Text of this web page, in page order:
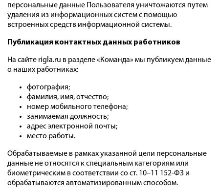
персональные данные Пользователя уничтожаются путем
удаления из информационных систем с помощью
встроенных средств информационной системы.
Публикация контактных данных работников
На сайте rigla.ru в разделе «Команда» мы публикуем данные
о наших работниках:
фотография;
фамилия, имя, отчество;
номер мобильного телефона;
занимаемая должность;
адрес электронной почты;
место работы.
Обрабатываемые в рамках указанной цели персональные
данные не относятся к специальным категориям или
биометрическим в соответствии со ст. 10–11 152-ФЗ и
обрабатываются автоматизированным способом.